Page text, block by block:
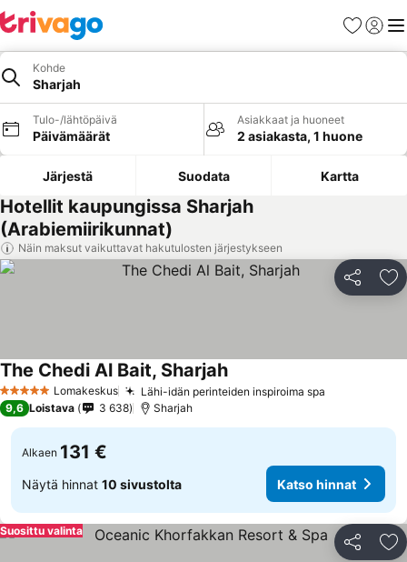
Suosikit
Kohde
Sharjah
Tulo-/lähtöpäivä
Päivämäärät
Asiakkaat ja huoneet
2 asiakasta, 1 huone
Järjestä Suodata Kartta
Hotellit kaupungissa Sharjah
(Arabiemiirikunnat)
Näin maksut vaikuttavat hakutulosten järjestykseen
Jaa
5 TähtiluokitusLomakeskus Lähi-idän perinteiden inspiroima spa
The Chedi Al Bait, Sharjah
9,6 Loistava 3 638 Sharjah
Alkaen 131 €
Näytä hinnat 10 sivustolta Katso hinnat
Jaa
Suosittu valinta